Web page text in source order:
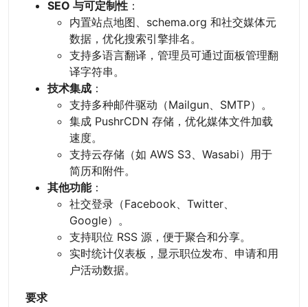
SEO 与可定制性 ：
内置站点地图、schema.org 和社交媒体元
数据，优化搜索引擎排名。
支持多语言翻译，管理员可通过面板管理翻
译字符串。
技术集成 ：
支持多种邮件驱动（Mailgun、SMTP）。
集成 PushrCDN 存储，优化媒体文件加载
速度。
支持云存储（如 AWS S3、Wasabi）用于
简历和附件。
其他功能：
社交登录（Facebook、Twitter、
Google）。
支持职位 RSS 源，便于聚合和分享。
实时统计仪表板，显示职位发布、申请和用
户活动数据。
要求